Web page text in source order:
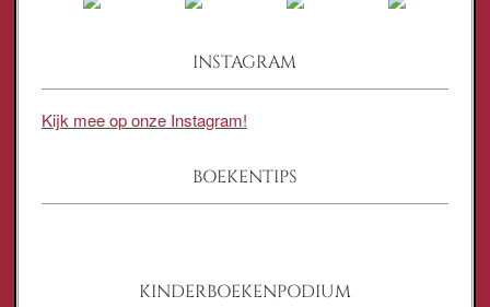
INSTAGRAM
Kijk mee op onze Instagram!
BOEKENTIPS
KINDERBOEKENPODIUM